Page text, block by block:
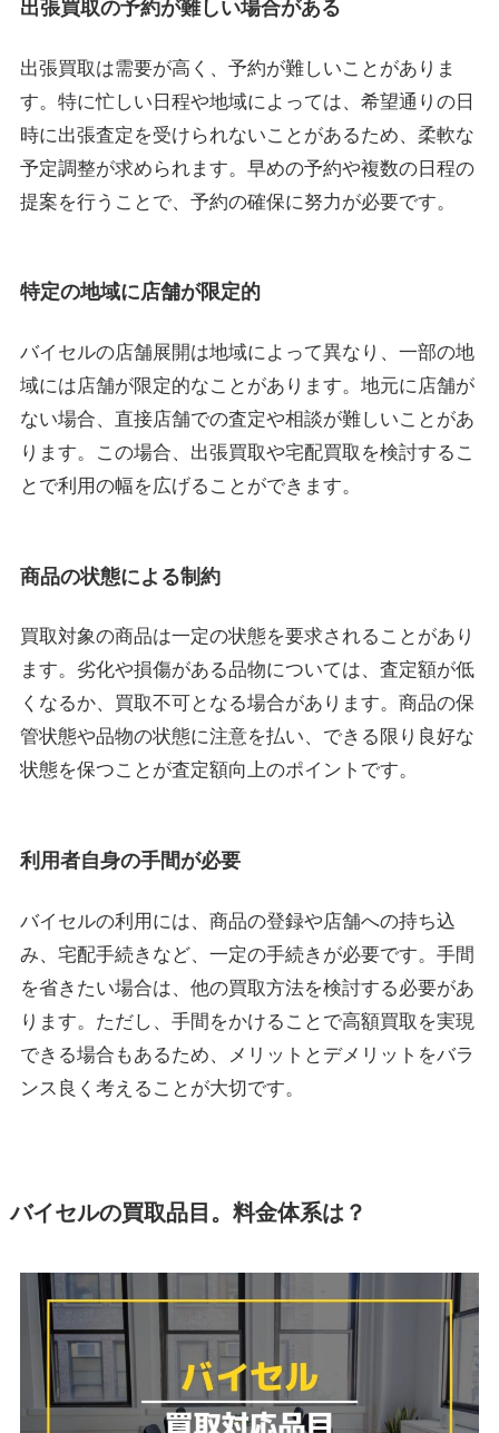
出張買取の予約が難しい場合がある
出張買取は需要が高く、予約が難しいことがありま
す。特に忙しい日程や地域によっては、希望通りの日
時に出張査定を受けられないことがあるため、柔軟な
予定調整が求められます。早めの予約や複数の日程の
提案を行うことで、予約の確保に努力が必要です。
特定の地域に店舗が限定的
バイセルの店舗展開は地域によって異なり、一部の地
域には店舗が限定的なことがあります。地元に店舗が
ない場合、直接店舗での査定や相談が難しいことがあ
ります。この場合、出張買取や宅配買取を検討するこ
とで利用の幅を広げることができます。
商品の状態による制約
買取対象の商品は一定の状態を要求されることがあり
ます。劣化や損傷がある品物については、査定額が低
くなるか、買取不可となる場合があります。商品の保
管状態や品物の状態に注意を払い、できる限り良好な
状態を保つことが査定額向上のポイントです。
利用者自身の手間が必要
バイセルの利用には、商品の登録や店舗への持ち込
み、宅配手続きなど、一定の手続きが必要です。手間
を省きたい場合は、他の買取方法を検討する必要があ
ります。ただし、手間をかけることで高額買取を実現
できる場合もあるため、メリットとデメリットをバラ
ンス良く考えることが大切です。
バイセルの買取品目。料金体系は？